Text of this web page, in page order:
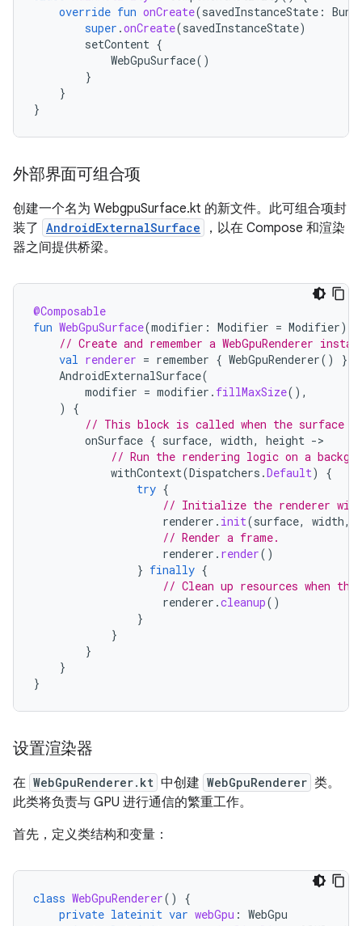
override fun onCreate(savedInstanceState :
super .onCreate(savedInstanceState)
setContent {
WebGpuSurface()
}
}
}
外部界面可组合项
创建一个名为 WebgpuSurface.kt 的新文件。此可组合项封
装了 AndroidExternalSurface
，以在 Compose 和渲染
器之间提供桥梁。
@Composable
fun WebGpuSurface(modifier : Modifier = Modifier)
// Create and remember a WebGpuRenderer
val renderer = remember { WebGpuRenderer()
}
AndroidExternalSurface(
modifier = modifier . fillMaxSize(),
)
{
// This block is called when the surface
onSurface { surface, width, height -
// Run the rendering logic on a
withContext(Dispatchers .Default)
{
try {
// Initialize the renderer with
renderer . init(surface, width,
// Render a frame.
renderer . render()
} finally {
// Clean up resources when
renderer .cleanup()
}
}
}
}
}
设置渲染器
在 WebGpuRenderer.kt 中创建 WebGpuRenderer 类。
此类将负责与 GPU 进行通信的繁重工作。
首先，定义类结构和变量：
class WebGpuRenderer()
{
private lateinit var webGpu : WebGpu